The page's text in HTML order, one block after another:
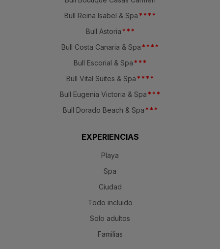
Bull Reina Isabel & Spa * * * *
Bull Astoria * * *
Bull Costa Canaria & Spa * * * *
Bull Escorial & Spa * * *
Bull Vital Suites & Spa * * * *
Bull Eugenia Victoria & Spa * * *
Bull Dorado Beach & Spa * * *
EXPERIENCIAS
Playa
Spa
Ciudad
Todo incluido
Solo adultos
Familias